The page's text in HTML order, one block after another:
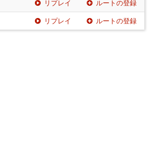
リプレイ ルートの登録
リプレイ ルートの登録